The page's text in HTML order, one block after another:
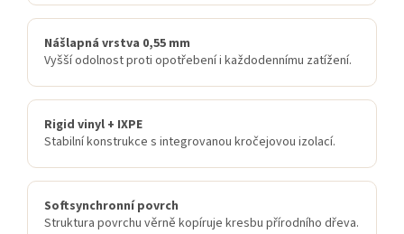
Nášlapná vrstva 0,55 mm
Vyšší odolnost proti opotřebení i každodennímu zatížení.
Rigid vinyl + IXPE
Stabilní konstrukce s integrovanou kročejovou izolací.
Softsynchronní povrch
Struktura povrchu věrně kopíruje kresbu přírodního dřeva.